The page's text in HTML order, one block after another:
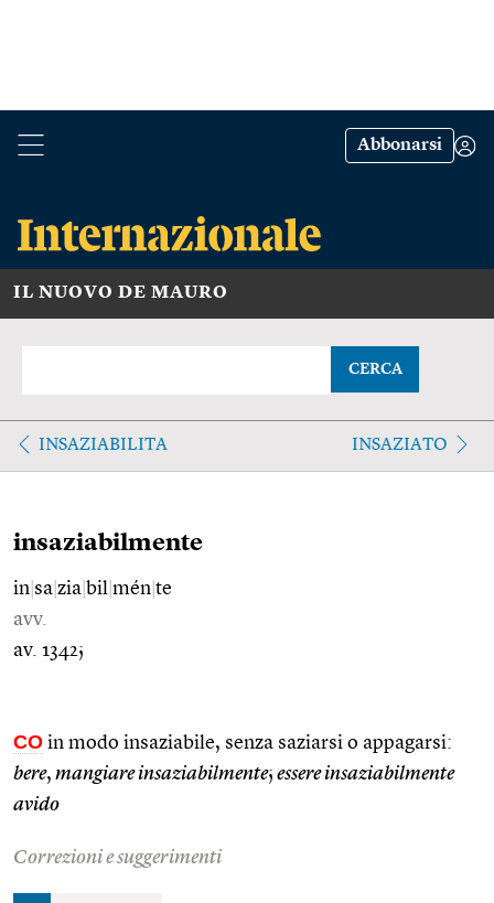
Abbonarsi
IL NUOVO DE MAURO
CERCA
INSAZIABILITA INSAZIATO
insaziabilmente
in sa zia bil mén te
avv.
av. 1342;
CO in modo insaziabile, senza saziarsi o appagarsi:
bere, mangiare insaziabilmente; essere insaziabilmente
avido
Correzioni e suggerimenti